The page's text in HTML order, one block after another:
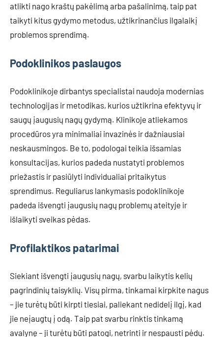
atlikti nago kraštų pakėlimą arba pašalinimą, taip pat
taikyti kitus gydymo metodus, užtikrinančius ilgalaikį
problemos sprendimą.
Podoklinikos paslaugos
Podoklinikoje dirbantys specialistai naudoja modernias
technologijas ir metodikas, kurios užtikrina efektyvų ir
saugų įaugusių nagų gydymą. Klinikoje atliekamos
procedūros yra minimaliai invazinės ir dažniausiai
neskausmingos. Be to, podologai teikia išsamias
konsultacijas, kurios padeda nustatyti problemos
priežastis ir pasiūlyti individualiai pritaikytus
sprendimus. Reguliarus lankymasis podoklinikoje
padeda išvengti įaugusių nagų problemų ateityje ir
išlaikyti sveikas pėdas.
Profilaktikos patarimai
Siekiant išvengti įaugusių nagų, svarbu laikytis kelių
pagrindinių taisyklių. Visų pirma, tinkamai kirpkite nagus
– jie turėtų būti kirpti tiesiai, paliekant nedidelį ilgį, kad
jie neįaugtų į odą. Taip pat svarbu rinktis tinkamą
avalynę – ji turėtų būti patogi, netrinti ir nespausti pėdų.